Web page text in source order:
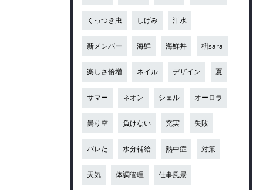
くっつき虫 しげみ 汗水
新メンバー 海鮮 海鮮丼 枡sara
楽しさ倍増 ネイル デザイン 夏
サマー ネオン シェル オーロラ
曇り空 負けない 充実 失敗
バレた 水分補給 熱中症 対策
天気 体調管理 仕事風景